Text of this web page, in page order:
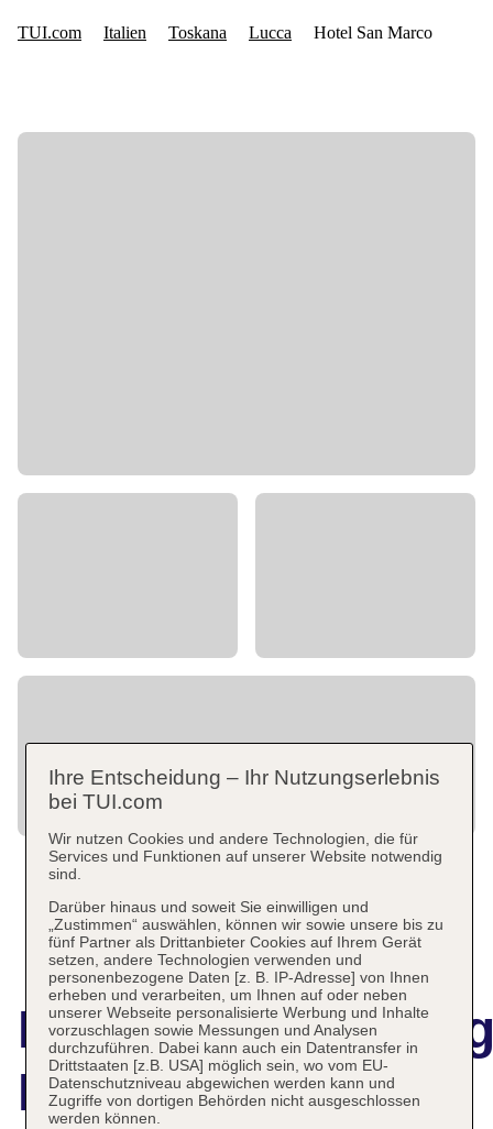
Hotel San Marco
Ihre Entscheidung – Ihr Nutzungserlebnis
bei TUI.com
Wir nutzen Cookies und andere Technologien, die für
Services und Funktionen auf unserer Website notwendig
sind.
Darüber hinaus und soweit Sie einwilligen und
„Zustimmen“ auswählen, können wir sowie unsere bis zu
fünf Partner als Drittanbieter Cookies auf Ihrem Gerät
setzen, andere Technologien verwenden und
personenbezogene Daten [z. B. IP-Adresse] von Ihnen
erheben und verarbeiten, um Ihnen auf oder neben
unserer Webseite personalisierte Werbung und Inhalte
vorzuschlagen sowie Messungen und Analysen
durchzuführen. Dabei kann auch ein Datentransfer in
Drittstaaten [z.B. USA] möglich sein, wo vom EU-
Datenschutzniveau abgewichen werden kann und
Zugriffe von dortigen Behörden nicht ausgeschlossen
werden können.